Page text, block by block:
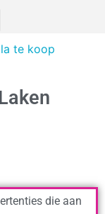
te koop
die aan